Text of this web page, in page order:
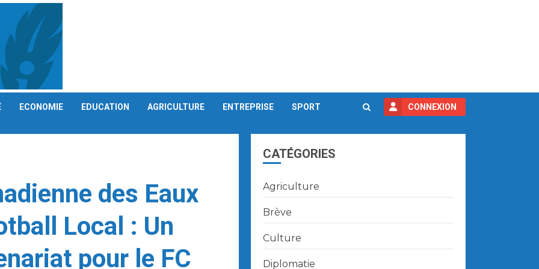
ECONOMIE EDUCATION AGRICULTURE ENTREPRISE SPORT CONNEXION
des Eaux
Local : Un
pour le FC
CATÉGORIES
Agriculture
Brève
Culture
Diplomatie